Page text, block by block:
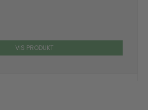
VIS PRODUKT